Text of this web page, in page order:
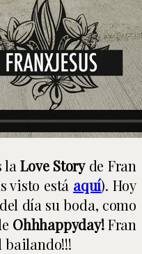
laLove Storyde Fran
visto está aquí). Hoy
día su boda, como
Ohhhappyday!Fran
bailando!!!